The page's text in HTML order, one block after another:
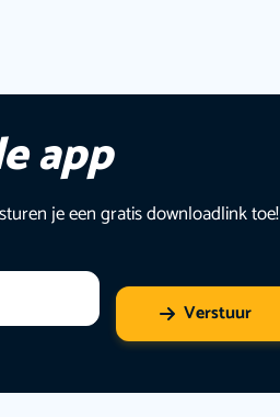
app
je een gratis downloadlink toe!
Verstuur